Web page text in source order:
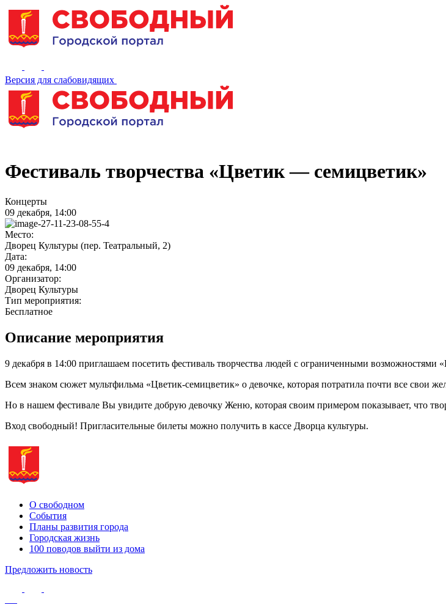
Версия для слабовидящих
Фестиваль творчества «Цветик — семицветик»
Концерты
09 декабря, 14:00
Место:
Дворец Культуры (пер. Театральный, 2)
Дата:
09 декабря, 14:00
Организатор:
Дворец Культуры
Тип мероприятия:
Бесплатное
Описание мероприятия
9 декабря в 14:00 приглашаем посетить фестиваль творчества людей с ограниченными
Всем знаком сюжет мультфильма «Цветик-семицветик» о девочке, которая потратила почти все свои
Но в нашем фестивале Вы увидите добрую девочку Женю, которая своим примером показывает, что
Вход свободный! Пригласительные билеты можно получить в кассе Дворца культуры.
О свободном
События
Планы развития города
Городская жизнь
100 поводов выйти из дома
Предложить новость